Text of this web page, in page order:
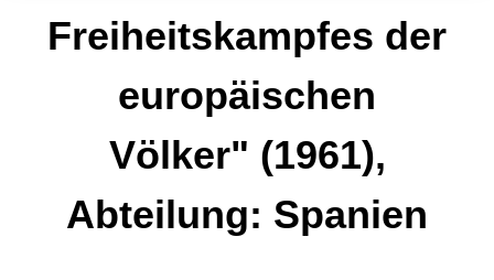
Freiheitskampfes der
europäischen
Völker" (1961),
Abteilung: Spanien